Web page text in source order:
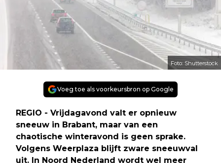
Foto: Shutterstock
Voeg toe als voorkeursbron op Google
REGIO - Vrijdagavond valt er opnieuw
sneeuw in Brabant, maar van een
chaotische winteravond is geen sprake.
Volgens Weerplaza blijft zware sneeuwval
uit. In Noord Nederland wordt wel meer